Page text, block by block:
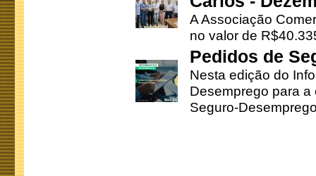
A Associação
no valor de
Pedidos de
Nesta edição do
Desemprego para
Seguro-